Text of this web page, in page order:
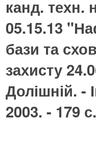
канд. техн.
05.15.13
бази та
захисту
Долішній. -
2003. - 179